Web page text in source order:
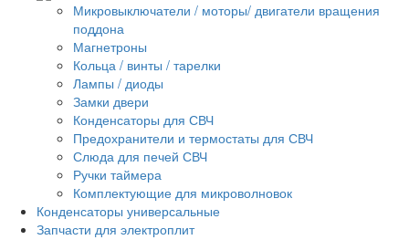
Микровыключатели / моторы/ двигатели вращения
поддона
Магнетроны
Кольца / винты / тарелки
Лампы / диоды
Замки двери
Конденсаторы для СВЧ
Предохранители и термостаты для СВЧ
Слюда для печей СВЧ
Ручки таймера
Комплектующие для микроволновок
Конденсаторы универсальные
Запчасти для электроплит